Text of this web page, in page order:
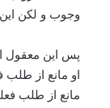
وجوب و لکن
پس این معقول
او مانع از
مانع از طلب